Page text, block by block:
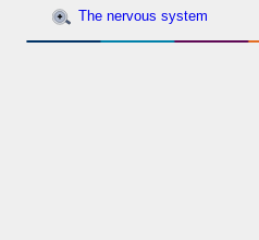
The nervous system